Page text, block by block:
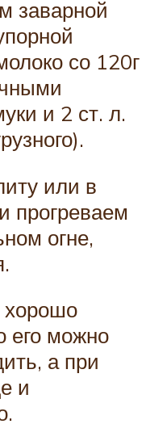
заварной
со 120г
и 2 ст. л.
или в
прогреваем
огне,
хорошо
его можно
а при
и